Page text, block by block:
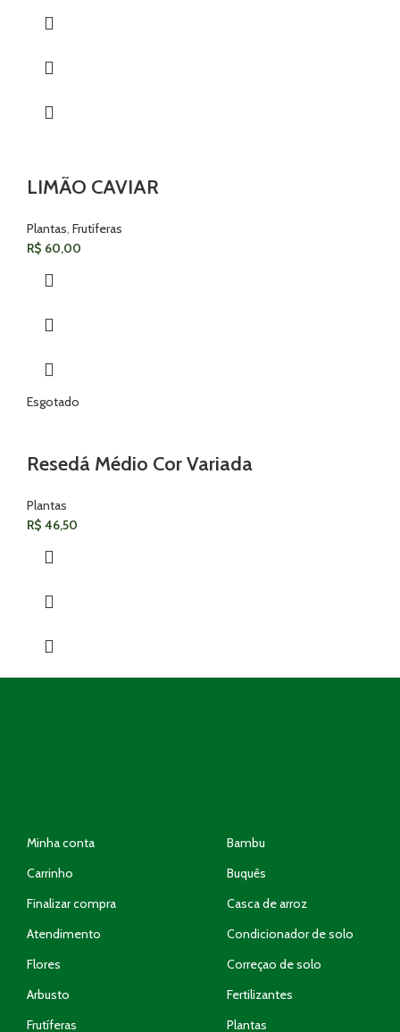
LIMÃO CAVIAR
Plantas Frutíferas
R$ 60,00
Esgotado
Resedá Médio Cor Variada
Plantas
R$ 46,50
Minha conta
Carrinho
Finalizar compra
Atendimento
Flores
Arbusto
Frutíferas
Bambu
Buquês
Casca de arroz
Condicionador de solo
Correçao de solo
Fertilizantes
Plantas